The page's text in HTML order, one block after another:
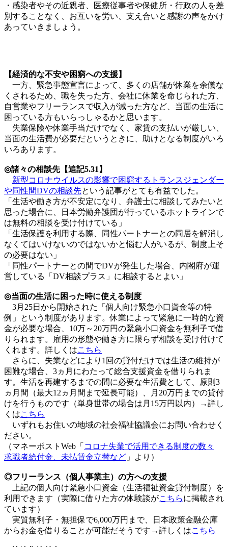
・感染者やその近親者、医療従事者や保健所・行政の人を差
別することなく、お互いを労い、支え合いと感謝の声をかけ
あっていきましょう。
【経済的な不安や困窮への支援】
一方、緊急事態宣言によって、多くの店舗が休業を余儀な
くされるため、職を失った方、会社に休業を命じられた方、
自営業やフリーランスで収入が減った方など、当面の生活に
困っている方もいらっしゃるかと思います。
失業保険や休業手当だけでなく、家賃の支払いが厳しい、
当面の生活費が必要だというときに、助けとなる制度がいろ
いろあります。
◎諸々の相談先【追記5.31】
新型コロナウイルスの影響で困窮するトランスジェンダー
や同性間DVの相談先という記事がとても有益でした。
「生活や働き方が不安定になり、弁護士に相談してみたいと
思った場合に、日本労働弁護団が行っているホットラインで
は無料の相談を受け付けている」
「生活保護を利用する際、同性パートナーとの同居を解消し
なくてはいけないのではないかと悩む人がいるが、制度上そ
の必要はない」
「同性パートナーとの間でDVが発生した場合、内閣府が運
営している「DV相談プラス」に相談するとよい」
◎当面の生活に困った時に使える制度
3月25日から開始された「個人向け緊急小口資金等の特
例」という制度があります。休業によって緊急に一時的な資
金が必要な場合、10万～20万円の緊急小口資金を無利子で借
りられます。雇用の形態や働き方に限らず相談を受け付けて
くれます。詳しくはこちら
さらに、失業などにより1回の貸付だけでは生活の維持が
困難な場合、3ヵ月にわたって総合支援資金を借りられま
す。生活を再建するまでの間に必要な生活費として、原則3
ヵ月間（最大12ヵ月間まで延長可能）、月20万円までの貸付
けを行うものです（単身世帯の場合は月15万円以内）→詳し
くはこちら
いずれもお住いの地域の社会福祉協議会にお問い合わせく
ださい。
（マネーポストWeb「 コロナ失業で活用できる制度の数々
求職者給付金、未払賃金立替など 」より）
◎フリーランス（個人事業主）の方への支援
上記の個人向け緊急小口資金（生活福祉資金貸付制度）を
利用できます（実際に借りた方の体験談がこちらに掲載され
ています）
実質無利子・無担保で6,000万円まで、日本政策金融公庫
からお金を借りることが可能だそうです→詳しくはこちら